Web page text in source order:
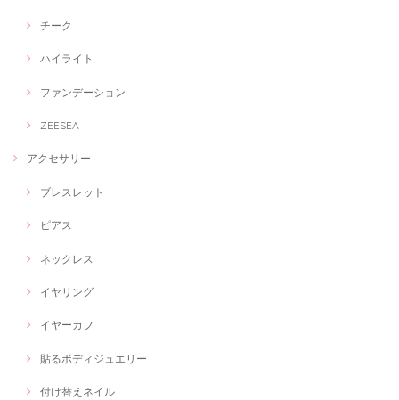
チーク
ハイライト
ファンデーション
ZEESEA
アクセサリー
ブレスレット
ピアス
ネックレス
イヤリング
イヤーカフ
貼るボディジュエリー
付け替えネイル